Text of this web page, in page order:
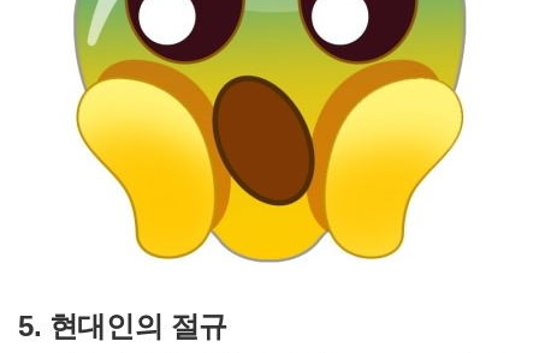
5. 현대인의 절규